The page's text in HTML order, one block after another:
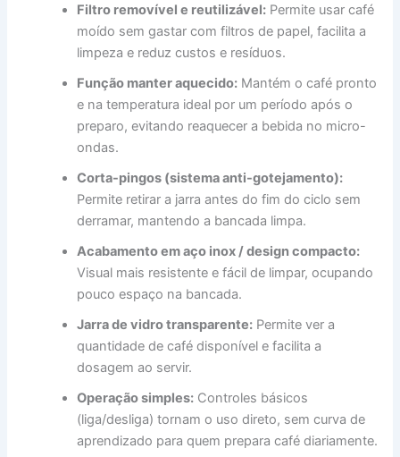
Filtro removível e reutilizável: Permite usar café
moído sem gastar com filtros de papel, facilita a
limpeza e reduz custos e resíduos.
Função manter aquecido: Mantém o café pronto
e na temperatura ideal por um período após o
preparo, evitando reaquecer a bebida no micro-
ondas.
Corta-pingos (sistema anti-gotejamento):
Permite retirar a jarra antes do fim do ciclo sem
derramar, mantendo a bancada limpa.
Acabamento em aço inox / design compacto:
Visual mais resistente e fácil de limpar, ocupando
pouco espaço na bancada.
Jarra de vidro transparente: Permite ver a
quantidade de café disponível e facilita a
dosagem ao servir.
Operação simples: Controles básicos
(liga/desliga) tornam o uso direto, sem curva de
aprendizado para quem prepara café diariamente.